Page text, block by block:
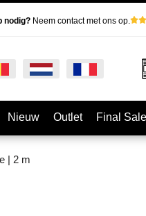
nodig?Neem contact met ons op.
Nieuw Outlet Final Sale
| 2 m